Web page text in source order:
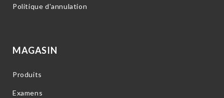
Politique d'annulation
MAGASIN
Produits
Examens